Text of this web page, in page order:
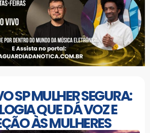
SP MULHER SEGURA:
QUE DÁ VOZ E
ÀS MULHERES